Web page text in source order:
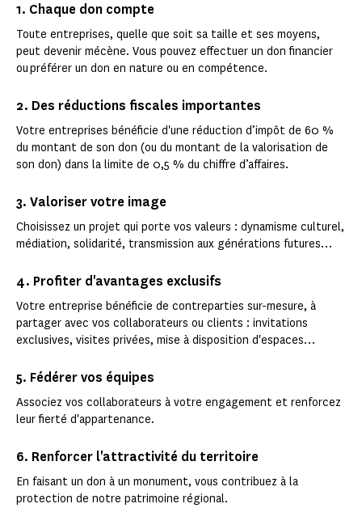
1. Chaque don compte
Toute entreprises, quelle que soit sa taille et ses moyens,
peut devenir mécène. Vous pouvez effectuer un don financier
ou préférer un don en nature ou en compétence.
2. Des réductions fiscales importantes
Votre entreprises bénéficie d'une réduction d’impôt de 60 %
du montant de son don (ou du montant de la valorisation de
son don) dans la limite de 0,5 % du chiffre d’affaires.
3. Valoriser votre image
Choisissez un projet qui porte vos valeurs : dynamisme culturel,
médiation, solidarité, transmission aux générations futures…
4. Profiter d'avantages exclusifs
Votre entreprise bénéficie de contreparties sur-mesure, à
partager avec vos collaborateurs ou clients : invitations
exclusives, visites privées, mise à disposition d'espaces…
5. Fédérer vos équipes
Associez vos collaborateurs à votre engagement et renforcez
leur fierté d'appartenance.
6. Renforcer l'attractivité du territoire
En faisant un don à un monument, vous contribuez à la
protection de notre patrimoine régional.